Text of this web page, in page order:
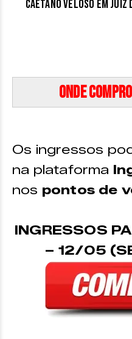
Caetano Veloso em
Onde
Os ingressos
na plataforma
nos pontos de
INGRESSOS
– 12/05